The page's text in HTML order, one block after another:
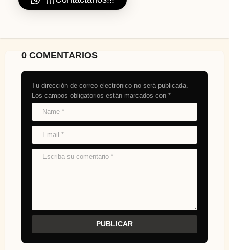
0 COMENTARIOS
Tu dirección de correo electrónico no será publicada.
Los campos obligatorios están marcados con *